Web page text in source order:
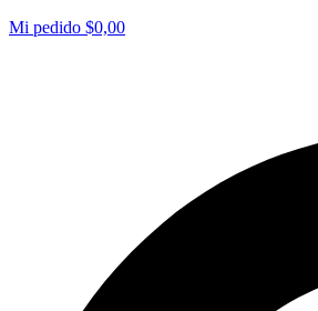
Mi pedido $0,00